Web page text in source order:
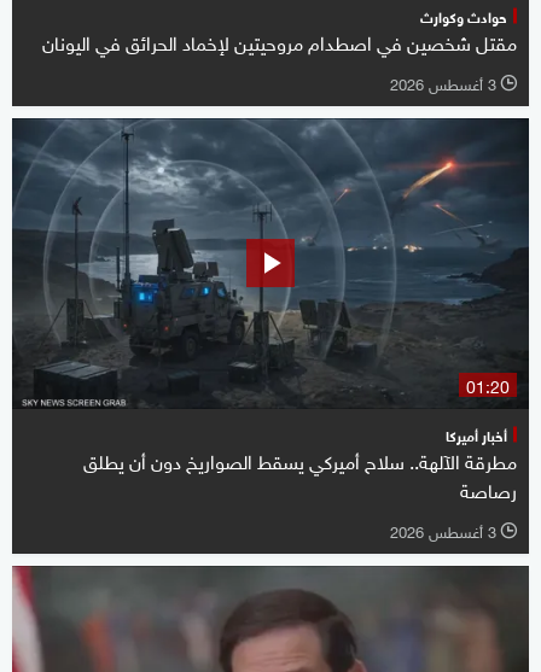
حوادث وكوارث
مقتل شخصين في اصطدام مروحيتين لإخماد الحرائق في اليونان
l 3 أغسطس 2026
01:20
أخبار أميركا
مطرقة الآلهة.. سلاح أميركي يسقط الصواريخ دون أن يطلق
رصاصة
l 3 أغسطس 2026